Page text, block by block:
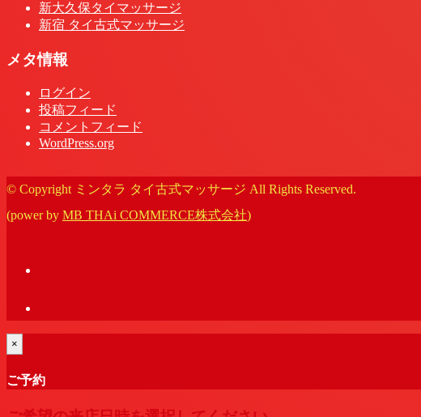
新大久保タイマッサージ
新宿 タイ古式マッサージ
メタ情報
ログイン
投稿フィード
コメントフィード
WordPress.org
© Copyright ミンタラ タイ古式マッサージ All Rights Reserved.
(power by MB THAi COMMERCE株式会社)
×
ご予約